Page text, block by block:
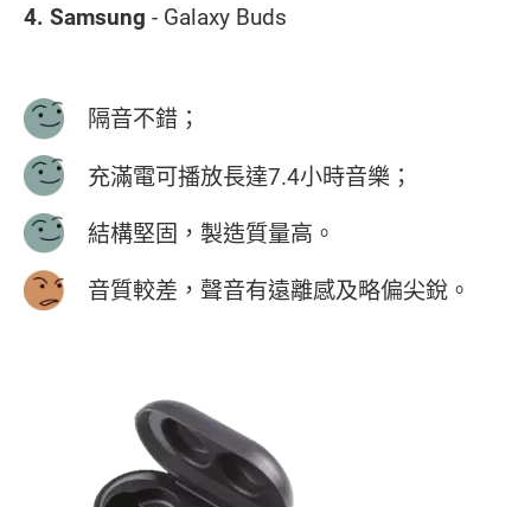
4. Samsung - Galaxy Buds
隔音不錯；
充滿電可播放長達7.4小時音樂；
結構堅固，製造質量高。
音質較差，聲音有遠離感及略偏尖銳。